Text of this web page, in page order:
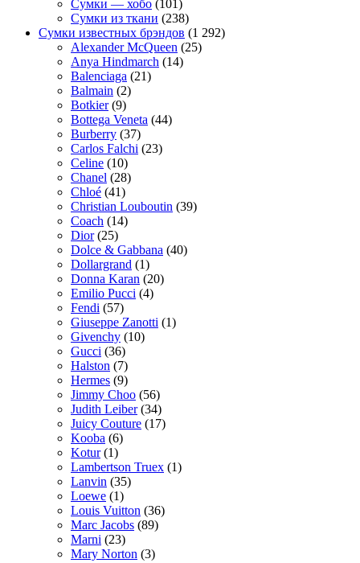
Сумки — хобо (101)
Сумки из ткани (238)
Сумки известных брэндов (1 292)
Alexander McQueen (25)
Anya Hindmarch (14)
Balenciaga (21)
Balmain (2)
Botkier(9)
Bottega Veneta (44)
Burberry (37)
Carlos Falchi (23)
Celine (10)
Chanel (28)
Chloé (41)
Christian Louboutin (39)
Coach (14)
Dior(25)
Dolce & Gabbana (40)
Dollargrand (1)
Donna Karan (20)
Emilio Pucci (4)
Fendi (57)
Giuseppe Zanotti (1)
Givenchy (10)
Gucci (36)
Halston (7)
Hermes (9)
Jimmy Choo (56)
Judith Leiber(34)
Juicy Couture (17)
Kooba (6)
Kotur(1)
Lambertson Truex (1)
Lanvin (35)
Loewe (1)
Louis Vuitton (36)
Marc Jacobs (89)
Marni (23)
Mary Norton (3)